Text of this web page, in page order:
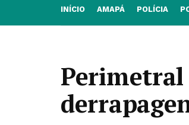
INÍCIO AMAPÁ POLÍCIA